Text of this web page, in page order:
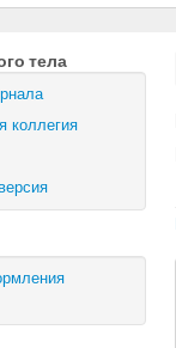
тела
коллегия